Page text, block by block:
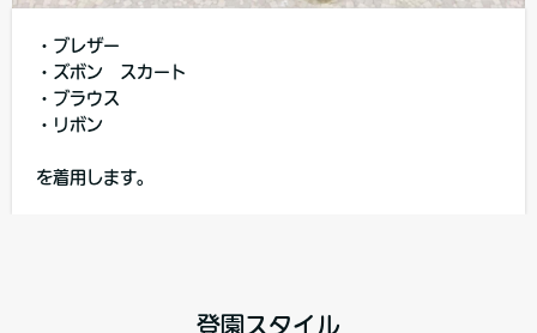
・ブレザー
・ズボン スカート
・ブラウス
・リボン
を着用します。
登園スタイル